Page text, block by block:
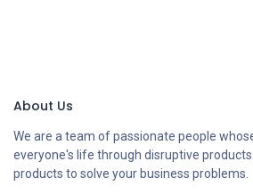
About Us
We are a team of passionate people
everyone's life through disruptive
products to solve your business problems.